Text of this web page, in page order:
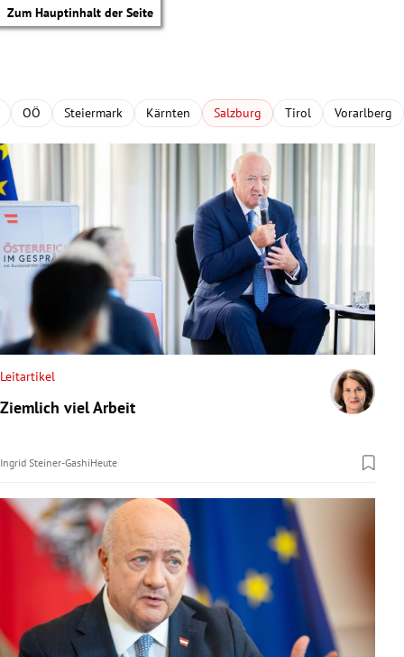
Zum Hauptinhalt der Seite
Untermenü
Untermenü
Untermenü
Untermenü
Untermenü
Untermenü
OÖ Steiermark Kärnten Salzburg Tirol Vorarlberg
Leitartikel
Ziemlich viel Arbeit
Ingrid Steiner-GashiHeute